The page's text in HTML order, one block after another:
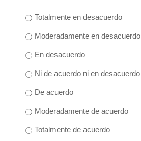
Totalmente en desacuerdo
Moderadamente en desacuerdo
En desacuerdo
Ni de acuerdo ni en desacuerdo
De acuerdo
Moderadamente de acuerdo
Totalmente de acuerdo